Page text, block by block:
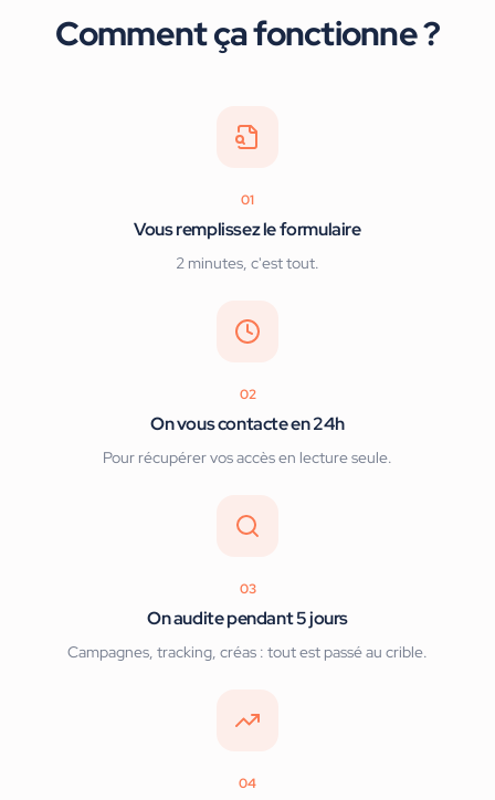
Comment ça fonctionne ?
01
Vous remplissez le formulaire
2 minutes, c'est tout.
02
On vous contacte en 24h
Pour récupérer vos accès en lecture seule.
03
On audite pendant 5 jours
Campagnes, tracking, créas : tout est passé au crible.
04